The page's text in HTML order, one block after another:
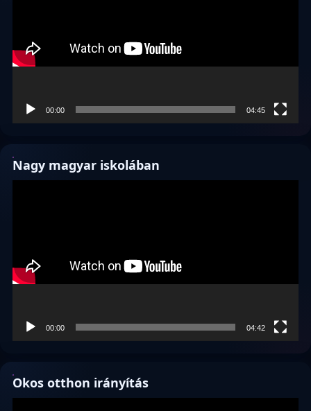
00:00 04:45
Nagy magyar iskolában
00:00 04:42
Okos otthon irányítás